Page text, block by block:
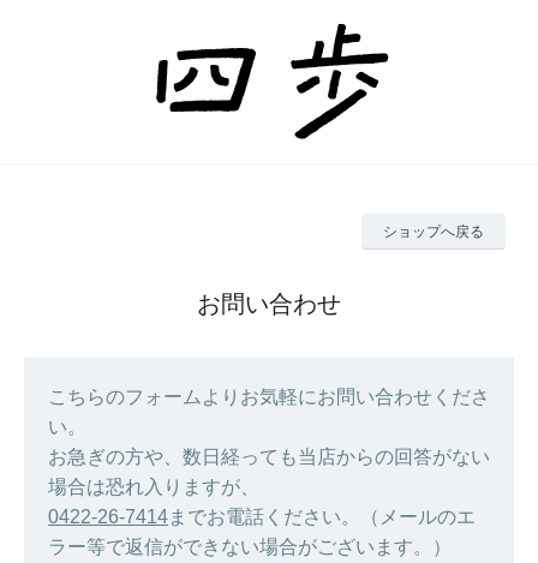
ショップへ戻る
お問い合わせ
こちらのフォームよりお気軽にお問い合わせくださ
い。
お急ぎの方や、数日経っても当店からの回答がない
場合は恐れ入りますが、
0422-26-7414までお電話ください。（メールのエ
ラー等で返信ができない場合がございます。）